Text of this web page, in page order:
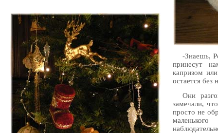
-Знаешь,
принесут
капризом
остается без
Они
замечали,
просто не